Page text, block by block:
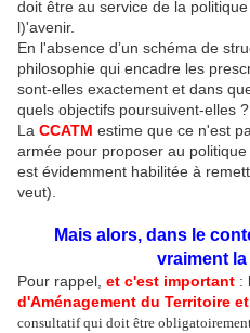
doit être au service de la
l)'avenir.
En l'absence d’un schéma de
philosophie qui encadre les
sont-elles exactement et dans
quels objectifs poursuivent-elles ?
La CCATM estime que ce n'est
armée pour proposer au
est évidemment habilitée à
veut).
Mais alors, dans le
vraiment la
Pour rappel, et c'est important :
d'Aménagement du Territoire
consultatif qui doit être